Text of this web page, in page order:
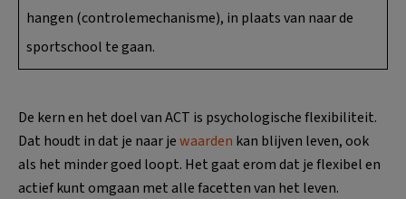
hangen (controlemechanisme), in plaats van naar de
sportschool te gaan.
De kern en het doel van ACT is psychologische flexibiliteit.
Dat houdt in dat je naar jewaarden kan blijven leven, ook
als het minder goed loopt. Het gaat erom dat je flexibel en
actief kunt omgaan met alle facetten van het leven.